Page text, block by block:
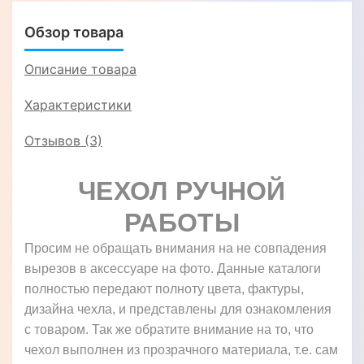
Обзор товара
Описание товара
Характеристики
Отзывов (3)
ЧЕХОЛ РУЧНОЙ
РАБОТЫ
Просим не обращать внимания на не совпадения
вырезов в аксессуаре на фото. Данные каталоги
полностью передают полноту цвета, фактуры,
дизайна чехла, и представлены для ознакомления
с товаром. Так же обратите внимание на то, что
чехол выполнен из прозрачного материала, т.е. сам